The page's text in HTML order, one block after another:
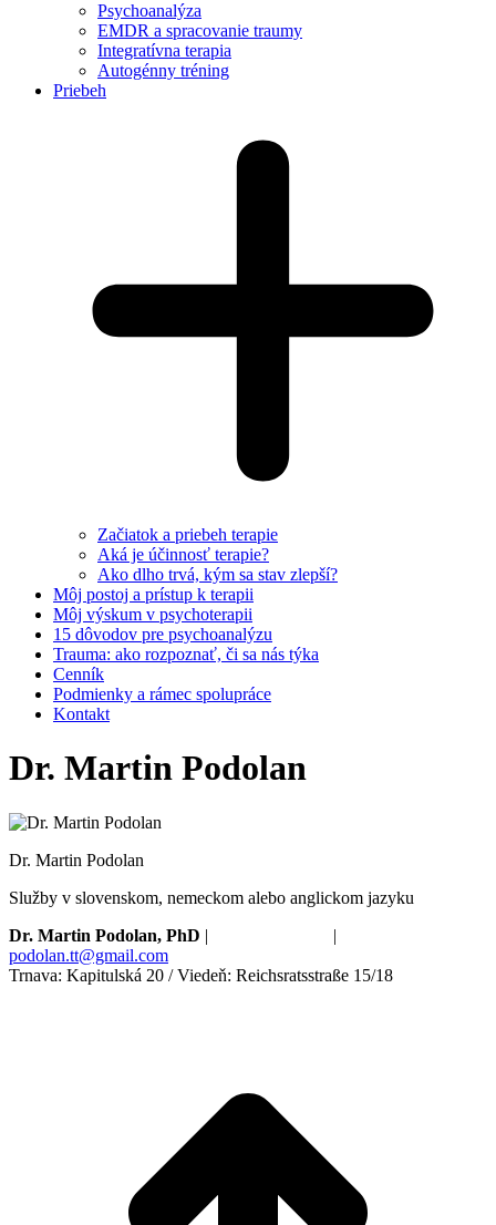
Psychoanalýza
EMDR a spracovanie traumy
Integratívna terapia
Autogénny tréning
Priebeh
Začiatok a priebeh terapie
Aká je účinnosť terapie?
Ako dlho trvá, kým sa stav zlepší?
Môj postoj a prístup k terapii
Môj výskum v psychoterapii
15 dôvodov pre psychoanalýzu
Trauma: ako rozpoznať, či sa nás týka
Cenník
Podmienky a rámec spolupráce
Kontakt
Dr. Martin Podolan
Dr. Martin Podolan
Služby v slovenskom, nemeckom alebo anglickom jazyku
Dr. Martin Podolan, PhD |
|
podolan.tt@gmail.com
Trnava: Kapitulská 20 / Viedeň: Reichsratsstraße 15/18